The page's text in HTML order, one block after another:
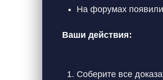
На форумах
Ваши действия:
Соберите все